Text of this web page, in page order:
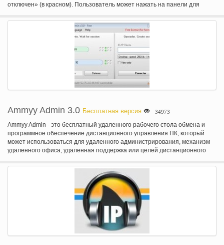
отключен» (в красном). Пользователь может нажать на панели для
расширением) изменяет параметры прокси-сервера, это изменение
автоматически отражается в строке состояния.
Ammyy Admin 3.0 Бесплатная версия 34973
Ammyy Admin - это бесплатный удаленного рабочего стола обмена и
программное обеспечение дистанционного управления ПК, который
может использоваться для удаленного администрирования, механизм
удаленного офиса, удаленная поддержка или целей дистанционного
дистанционный доступ ПК через Интернет без проблем с
брандмауэрами и NAT и работать с удаленным компьютером, как если
бы вы сидели прямо перед ним. Ammyy Admin использует передовые
шифрования алгоритм системы. Она обеспечивает безопасность
данных высокого класса. Ammyy Admin является надежной, надежного и
доступного программного обеспечения для удаленной помощи,
управления, совместного использования рабочего стола и
дистанционного образования из любого места на земном шаре. Она не
требует установки или изменения определенных параметров.